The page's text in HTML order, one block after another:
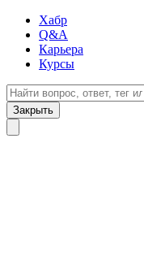
Хабр
Q&A
Карьера
Курсы
Закрыть